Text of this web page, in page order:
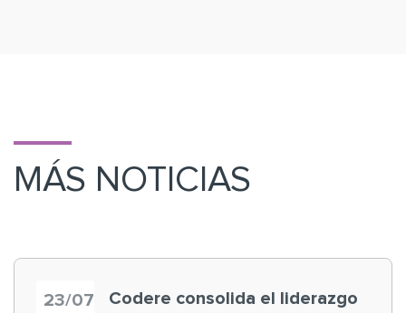
MÁS NOTICIAS
23/07
Codere consolida el liderazgo